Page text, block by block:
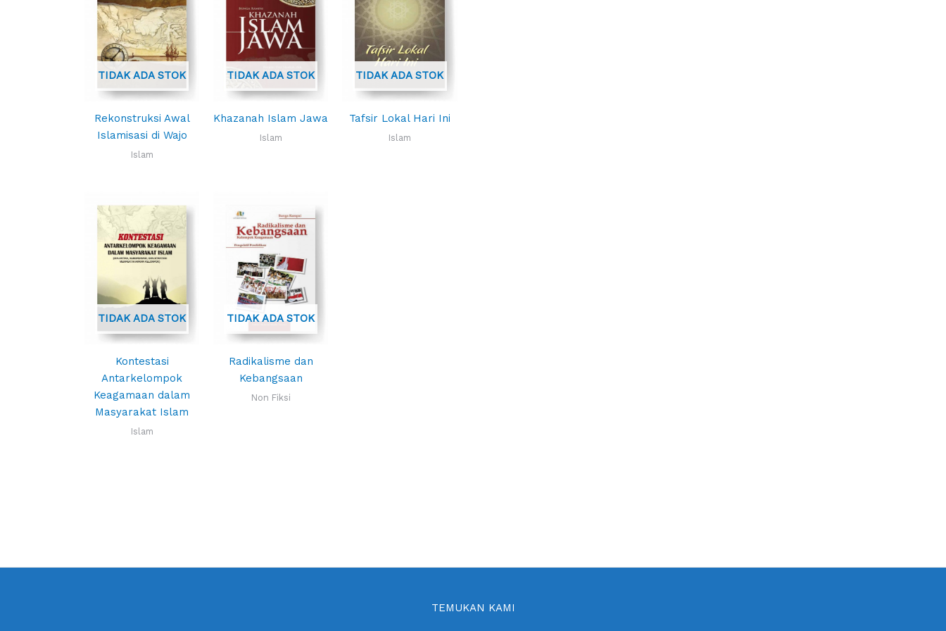
TIDAK ADA STOK
Rekonstruksi Awal
Islamisasi di Wajo
Islam
TIDAK ADA STOK
Khazanah Islam Jawa
Islam
TIDAK ADA STOK
Tafsir Lokal Hari Ini
Islam
TIDAK ADA STOK
Kontestasi
Antarkelompok
Keagamaan dalam
Masyarakat Islam
Islam
TIDAK ADA STOK
Radikalisme dan
Kebangsaan
Non Fiksi
TEMUKAN KAMI